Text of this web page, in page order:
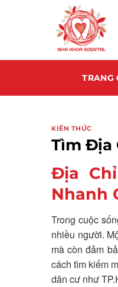
TRANG
KIẾN THỨC
Tìm Địa
Địa
Nhanh
Trong cuộc
nhiều người.
mà còn đảm
cách tìm kiếm
dân cư như